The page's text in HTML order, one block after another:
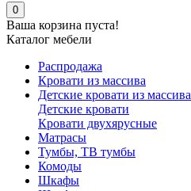
0
Ваша корзина пуста!
Каталог мебели
Распродажа
Кровати из массива
Детские кровати из массива
Детские кровати
Кровати двухярусные
Матрасы
Тумбы, ТВ тумбы
Комоды
Шкафы